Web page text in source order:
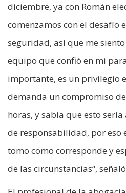
diciembre, ya con Román
comenzamos con el desafío
seguridad, así que me
equipo que confió en mi
importante, es un privilegio
demanda un compromiso
horas, y sabía que esto
de responsabilidad, por eso
tomo como corresponde y
de las circunstancias“,